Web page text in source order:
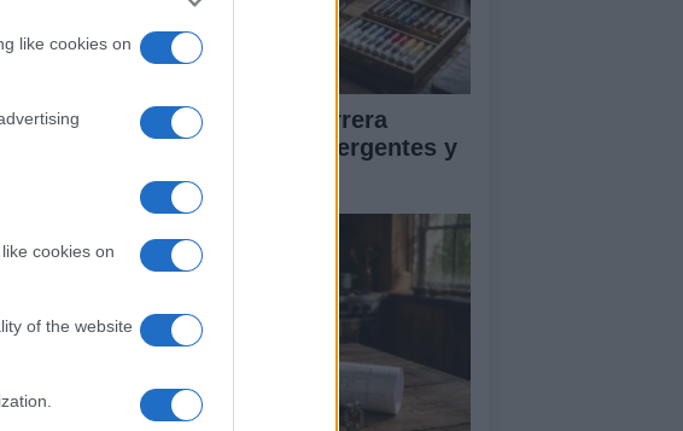
like cookies on
cookies on
of the website
nueva
de la
Cómo elegir una carrera
STEAM: perfiles emergentes y
competencias clave